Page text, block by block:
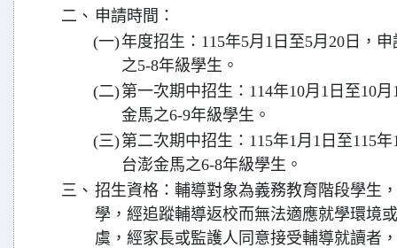
二、 申請時間：
(一)年度招生：115年5月1日至5月20日，
之5-8年級學生。
(二)第一次期中招生：114年10月1日至10
金馬之6-9年級學生。
(三)第二次期中招生：115年1月1日至115
台澎金馬之6-8年級學生。
三、 招生資格：輔導對象為義務教育階段學生
學，經追蹤輔導返校而無法適應就學環境
虞，經家長或監護人同意接受輔導就讀者